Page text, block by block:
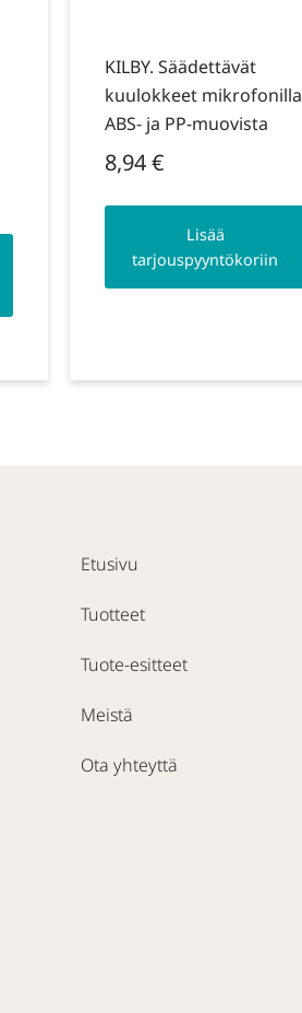
KILBY. Säädettävät
kuulokkeet mikrofonilla
ABS- ja PP-muovista
8,94€
Lisää
tarjouspyyntökoriin
Etusivu
Tuotteet
Tuote-esitteet
Meistä
Ota yhteyttä